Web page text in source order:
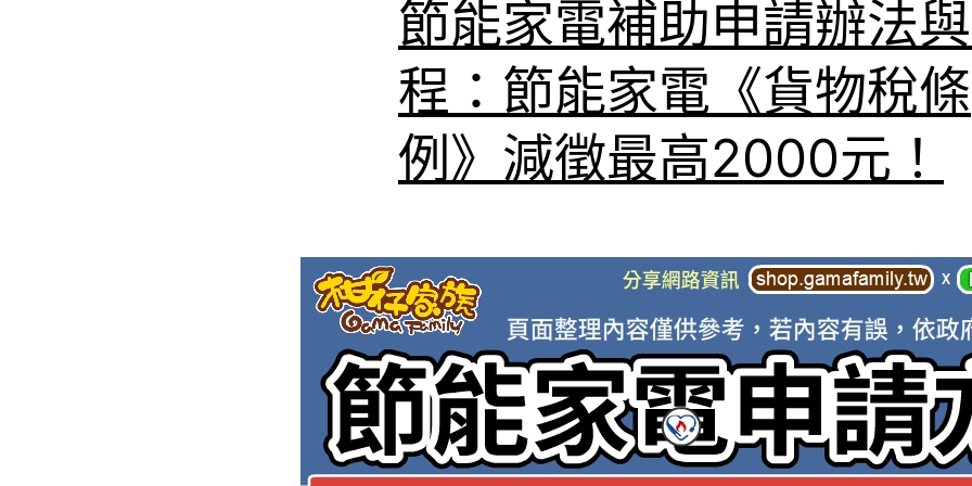
節能家電補助申請辦法
程：節能家電《貨物稅條
例》減徵最高2000元！